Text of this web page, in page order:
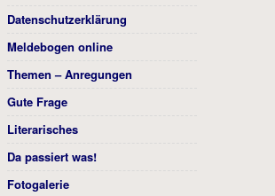
Datenschutzerklärung
Meldebogen online
Themen – Anregungen
Gute Frage
Literarisches
Da passiert was!
Fotogalerie